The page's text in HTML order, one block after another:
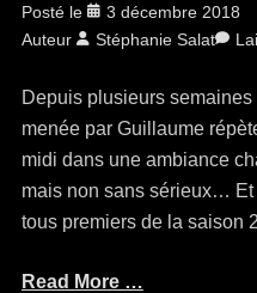
Posté le
3 décembre 2018
Auteur
Stéphanie Salat
Depuis plusieurs
menée par Guillaume
midi dans une ambiance
mais non sans sérieux… Et
tous premiers de la saison
Read More …